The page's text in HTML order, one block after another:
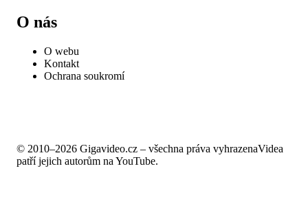
O nás
O webu
Kontakt
Ochrana soukromí
© 2010–2026 Gigavideo.cz – všechna práva vyhrazenaVidea
patří jejich autorům na YouTube.